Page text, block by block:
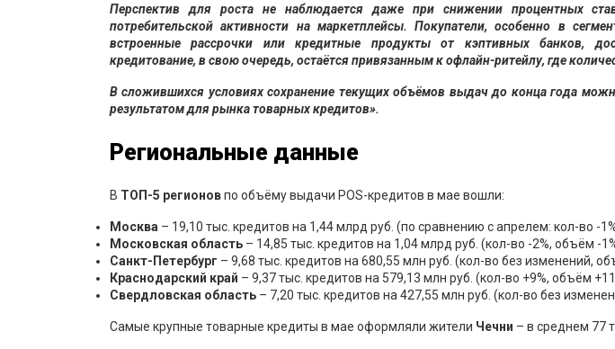
Перспектив для роста не наблюдается даже при снижении процентных
потребительской активности на маркетплейсы. Покупатели, особенно в
встроенные рассрочки или кредитные продукты от кэптивных банков,
кредитование, в свою очередь, остаётся привязанным к офлайн-ритейлу, где
В сложившихся условиях сохранение текущих объёмов выдач до конца года
результатом для рынка товарных кредитов».
Региональные данные
В ТОП -5 регионовпо объёму выдачи POS-кредитов в мае вошли:
Москва – 19,10 тыс. кредитов на 1,44 млрд руб. (по сравнению с апрелем: кол-во -
Московская область – 14,85 тыс. кредитов на 1,04 млрд руб. (кол-во -2%, объём -
Санкт-Петербург – 9,68 тыс. кредитов на 680,55 млн руб. (кол-во без изменений,
Краснодарский край – 9,37 тыс. кредитов на 579,13 млн руб. (кол-во +9%, объём
Свердловская область – 7,20 тыс. кредитов на 427,55 млн руб. (кол-во без
Самые крупные товарные кредиты в мае оформляли жители Чечни – в среднем 77